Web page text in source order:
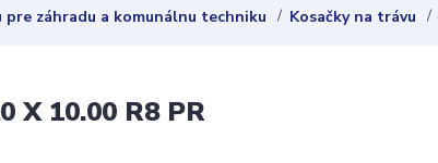
pre záhradu a komunálnu techniku Kosačky na trávu
X 10.00 R8 PR